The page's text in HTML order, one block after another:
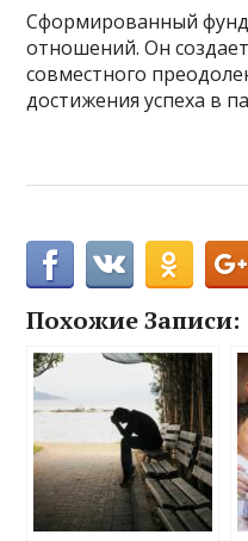
Сформированный
отношений. Он
совместного
достижения успеха в
Похожие Записи: